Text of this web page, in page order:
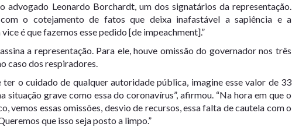
advogado Leonardo Borchardt, um dos signatários da representação.
com o cotejamento de fatos que deixa inafastável a sapiência e a
é que fazemos esse pedido [de impeachment].”
a representação. Para ele, houve omissão do governador nos três
caso dos respiradores.
o cuidado de qualquer autoridade pública, imagine esse valor de 33
situação grave como essa do coronavírus”, afirmou. “Na hora em que o
vemos essas omissões, desvio de recursos, essa falta de cautela com o
que isso seja posto a limpo.”